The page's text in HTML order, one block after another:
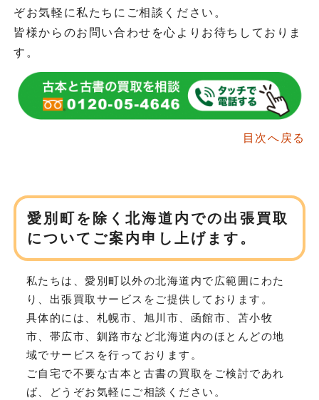
ぞお気軽に私たちにご相談ください。
皆様からのお問い合わせを心よりお待ちしておりま
す。
目次へ戻る
愛別町を除く北海道内での出張買取
についてご案内申し上げます。
私たちは、愛別町以外の北海道内で広範囲にわた
り、 出張買取サービスをご提供しております。
具体的には、札幌市、旭川市、函館市、苫小牧
市、帯広市、釧路市など北海道内のほとんどの地
域でサービスを行っております。
ご自宅で不要な古本と古書の買取をご検討であれ
ば、どうぞお気軽にご相談ください。